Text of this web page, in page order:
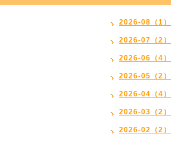
2026-08（1）
2026-07（2）
2026-06（4）
2026-05（2）
2026-04（4）
2026-03（2）
2026-02（2）